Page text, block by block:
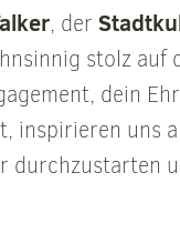
, der
stolz auf
dein
inspirieren uns
durchzustarten